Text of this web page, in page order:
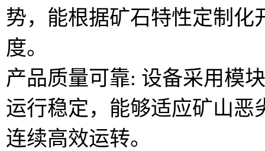
势，能根据矿石特性定制化
度。
产品质量可靠: 设备采用模
运行稳定，能够适应矿山恶
连续高效运转。